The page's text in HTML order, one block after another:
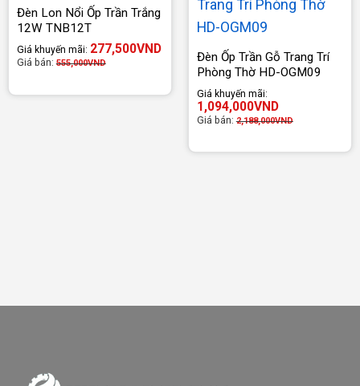
Đèn Lon Nổi Ốp Trần Trắng
12W TNB12T
Giá khuyến mãi: 277,500VND
Giá bán:555,000VND
Đèn Ốp Trần Gỗ Trang Trí
Phòng Thờ HD-OGM09
Giá khuyến mãi:
1,094,000VND
Giá bán:2,188,000VND